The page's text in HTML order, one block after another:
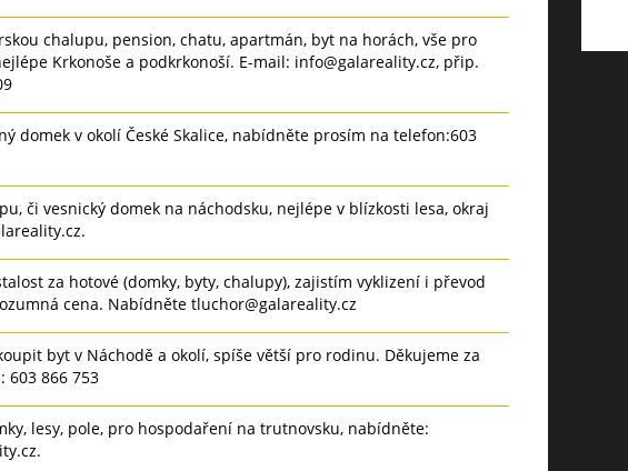
chalupu, pension, chatu, apartmán, byt na horách, vše pro
Krkonoše a podkrkonoší. E-mail: info@galareality.cz, přip.
domek v okolí České Skalice, nabídněte prosím na telefon:603
či vesnický domek na náchodsku, nejlépe v blízkosti lesa, okraj
za hotové (domky, byty, chalupy), zajistím vyklizení i převod
cena. Nabídněte tluchor@galareality.cz
byt v Náchodě a okolí, spíše větší pro rodinu. Děkujeme za
603 866 753
lesy, pole, pro hospodaření na trutnovsku, nabídněte: